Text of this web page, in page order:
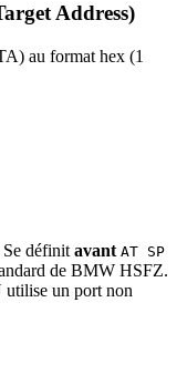
Address)
au format hex (1
définitavant AT SP
de BMW HSFZ.
utilise un port non